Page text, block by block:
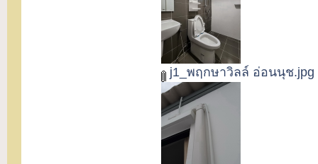
j1_พฤกษาวิลล์ อ่อนนุช.jpg